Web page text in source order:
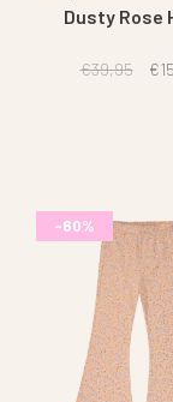
Dusty Rose
€39,95
-60%